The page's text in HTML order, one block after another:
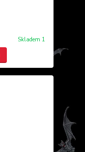
Skladem 1